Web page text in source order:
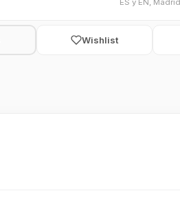
ES y EN, Madrid
Wishlist